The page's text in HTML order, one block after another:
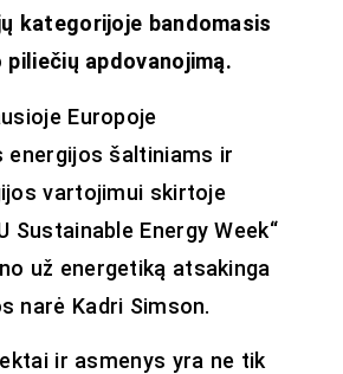
kategorijoje bandomasis
apdovanojimą.
Europoje
energijos šaltiniams ir
vartojimui skirtoje
Sustainable Energy Week“
už energetiką atsakinga
narė Kadri Simson.
ir asmenys yra ne tik